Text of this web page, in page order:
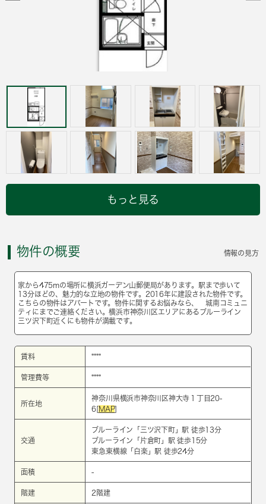
もっと見る
物件の概要 情報の見方
家から475mの場所に横浜ガーデン山郵便局があります。駅まで歩いて
13分ほどの、魅力的な立地の物件です。2016年に建設された物件です。
こちらの物件はアパートです。物件に関するお悩みなら、 城南コミュニ
ティにまでご連絡ください。横浜市神奈川区エリアにあるブルーライン
三ツ沢下町近くにも物件が満載です。
賃料 ****
管理費等 ****
所在地
神奈川県横浜市神奈川区神大寺１丁目20-
6[ MAP]
交通
ブルーライン 「 三ツ沢下町」駅 徒歩13分
ブルーライン 「 片倉町 」駅 徒歩15分
東急東横線 「 白楽」駅 徒歩24分
面積 -
階建 2階建